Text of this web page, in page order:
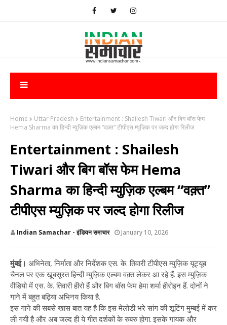
Home Uttar Pradesh
Entertainment : ​Shailesh Tiwari और बिग बॉस फेम
Hema Sharma का हिन्दी म्युज़िक एल्बम “वक़्त” टीपीएस म्युज़िक पर जल्द होगा रिलीज
Entertainment : ​Shailesh
Tiwari और बिग बॉस फेम Hema
Sharma का हिन्दी म्युज़िक एल्बम “वक़्त”
टीपीएस म्युज़िक पर जल्द होगा रिलीज
Indian Samachar - इंडियन समाचार January 10, 2026
मुंबई। अभिनेता, निर्माता और निर्देशक एस. के. तिवारी टीपीएस म्युज़िक यूट्यूब
चैनल पर एक खूबसूरत हिन्दी म्युज़िक एल्बम वक़्त लेकर आ रहे हैं. इस म्युज़िक
वीडियो में एस. के. तिवारी हीरो हैं और बिग बॉस फेम हेमा शर्मा हीरोइन हैं. दोनों ने
गाने में बहुत बढ़िया अभिनय किया है.
इस गाने की सबसे खास बात यह है कि इस मेलोडी भरे सांग की शूटिंग मुम्बई में कर
ली गयी है और अब जल्द ही ये गीत दर्शकों के रुबरु होगा. इसके गायक और